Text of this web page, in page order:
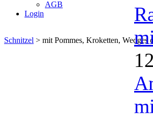
AGB
Login
Schnitzel > mit Pommes, Kroketten, Wedges